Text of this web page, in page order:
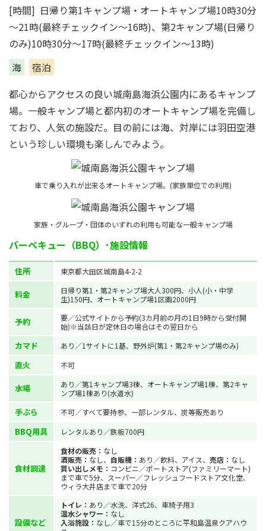
[時間] 日帰り第1キャンプ場・オートキャンプ場10時30分
～21時(最終チェックイン～16時)、第2キャンプ場(日帰り
のみ)10時30分～17時(最終チェックイン～13時)
海
宿泊
都心からアクセスの良い城南島海浜公園内にあるキャンプ
場。一般キャンプ場と都内初のオートキャンプ場を完備し
ており、人気の施設だ。目の前には海、対岸には羽田空港
という珍しい環境も楽しんでみよう。
車で乗り入れが出来るオートキャンプ場。(家族単位での利用)
家族・グループ・団体のいずれの利用も可能な一般キャンプ場
バーベキュー（BBQ）･施設情報
住所 東京都大田区城南島4-2-2
料金
日帰り第1・第2キャンプ場大人300円、小人(小・中学
生)150円、オートキャンプ場1区画2000円
予約
要／公式サイトから予約(3カ月前の月の1日9時から受付開
始)※当該日が定休日の場合はその翌日から
カマド あり／1サイトに1基、野外炉(第1・第2キャンプ場のみ)
直火 不可
水場
あり／第1キャンプ場3棟、オートキャンプ場1棟、第2キャ
ンプ場1棟あり(水道水)
手ぶら 不可／すべて要持参、一部レンタル、炭等販売あり
BBQ用具 レンタルあり／鉄板700円
食材調達
食材の販売： なし
酒販売： なし、 自販機： あり／飲料、アイス、 売店： なし
買い出しメモ： コンビニ／ポートストア(ファミリーマート)
まで車で5分、スーパー／フレッシュフードストア文化堂、
ウィラ大井店まで車で20分
設備など
トイレ： あり／水洗、洋式26、車椅子用3
温水シャワー： なし
入浴施設： なし／車で15分のところに平和島温泉クアハウ